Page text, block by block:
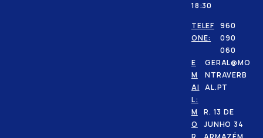
18:30
TELEF
ONE:
960
090
060
E
M
AI
L:
GERAL@MO
NTRAVERB
AL.PT
M
O
R. 13 DE
JUNHO 34